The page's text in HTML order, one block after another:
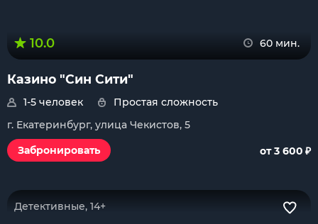
10.0 60 мин.
Казино "Син Сити"
1-5 человек
Простая сложность
г. Екатеринбург, улица Чекистов, 5
Забронировать
от 3 600 ₽
Детективные, 14+